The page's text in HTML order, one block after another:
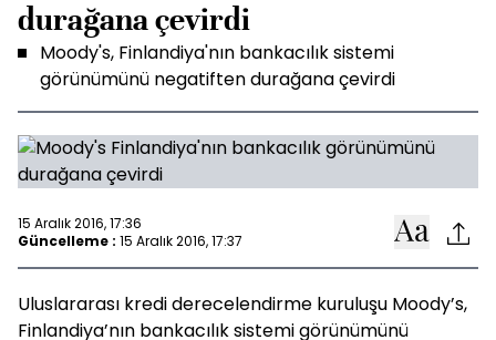
durağana çevirdi
Moody's, Finlandiya'nın bankacılık sistemi
görünümünü negatiften durağana çevirdi
15 Aralık 2016, 17:36
Güncelleme : 15 Aralık 2016, 17:37
Uluslararası kredi derecelendirme kuruluşu Moody’s,
Finlandiya’nın bankacılık sistemi görünümünü